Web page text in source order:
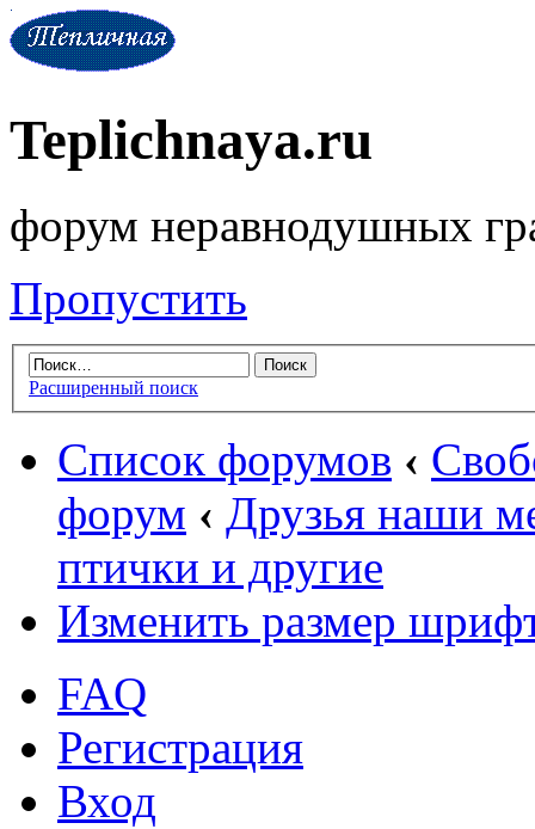
Teplichnaya.ru
форум неравнодушных
Пропустить
Расширенный поиск
Список форумов ‹
форум ‹ Друзья наши
птички и другие
Изменить размер
FAQ
Регистрация
Вход